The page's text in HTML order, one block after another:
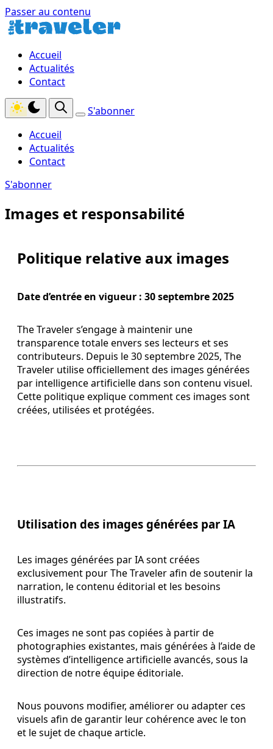
Passer au contenu
Accueil
Actualités
Contact
S'abonner
Accueil
Actualités
Contact
S'abonner
Images et responsabilité
Politique relative aux images
Date d’entrée en vigueur : 30 septembre 2025
The Traveler s’engage à maintenir une
transparence totale envers ses lecteurs et ses
contributeurs. Depuis le 30 septembre 2025, The
Traveler utilise officiellement des images générées
par intelligence artificielle dans son contenu visuel.
Cette politique explique comment ces images sont
créées, utilisées et protégées.
Utilisation des images générées par IA
Les images générées par IA sont créées
exclusivement pour The Traveler afin de soutenir la
narration, le contenu éditorial et les besoins
illustratifs.
Ces images ne sont pas copiées à partir de
photographies existantes, mais générées à l’aide de
systèmes d’intelligence artificielle avancés, sous la
direction de notre équipe éditoriale.
Nous pouvons modifier, améliorer ou adapter ces
visuels afin de garantir leur cohérence avec le ton
et le sujet de chaque article.